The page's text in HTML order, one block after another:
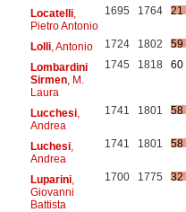
Locatelli,
Pietro Antonio
1695 1764 21
Lolli, Antonio 1724 1802
59
Lombardini
Sirmen, M.
Laura
1745 1818 60
Lucchesi,
Andrea
1741 1801 58
Luchesi,
Andrea
1741 1801 58
Luparini,
Giovanni
Battista
1700 1775 32